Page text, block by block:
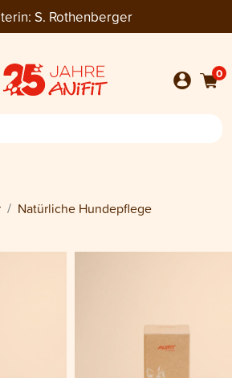
S. Rothenberger
0
Natürliche Hundepflege